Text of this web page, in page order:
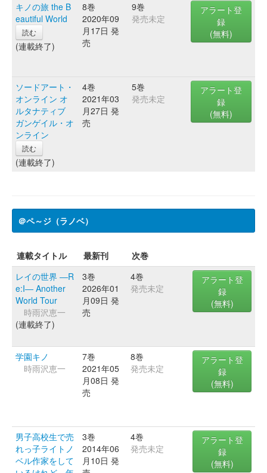
キノの旅 the B
eautiful World
読む
(連載終了)
8巻
2020年09
月17日 発
売
9巻
発売未定
アラート登
録
(無料)
ソードアート・
オンライン オ
ルタナティブ
ガンゲイル・オ
ンライン
読む
(連載終了)
4巻
2021年03
月27日 発
売
5巻
発売未定
アラート登
録
(無料)
＠ペ～ジ（ラノベ）
連載タイトル 最新刊
次巻
レイの世界 ―R
e:I― Another
World Tour
時雨沢恵一
(連載終了)
3巻
2026年01
月09日 発
売
4巻
発売未定
アラート登
録
(無料)
学園キノ
時雨沢恵一
7巻
2021年05
月08日 発
売
8巻
発売未定
アラート登
録
(無料)
男子高校生で売
れっ子ライトノ
ベル作家をして
3巻
2014年06
月10日 発
4巻
発売未定
アラート登
録
(無料)